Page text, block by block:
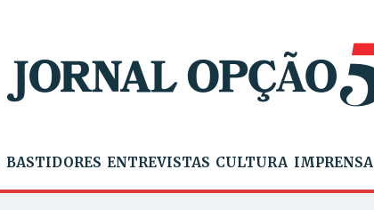
BASTIDORES ENTREVISTAS CULTURA IMPRENSA